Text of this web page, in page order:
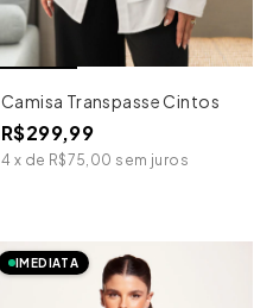
Camisa Transpasse Cintos
R$299,99
4 x de R$75,00 sem juros
IMEDIATA